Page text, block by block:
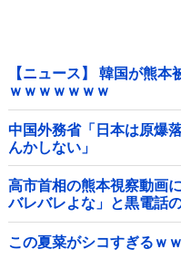
【ニュース】 韓国が熊
ｗｗｗｗｗｗｗ
中国外務省「日本は原爆
んかしない」
高市首相の熊本視察動画
バレバレよな」と黒電話
この夏菜がシコすぎるｗ